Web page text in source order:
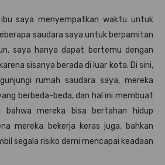
saya menyempatkan waktu untuk
saudara saya untuk berpamitan
saya hanya dapat bertemu dengan
sisanya berada di luar kota. Di sini,
rumah saudara saya, mereka
berbeda-beda, dan hal ini membuat
bahwa mereka bisa bertahan hidup
mereka bekerja keras juga, bahkan
segala risiko demi mencapai keadaan